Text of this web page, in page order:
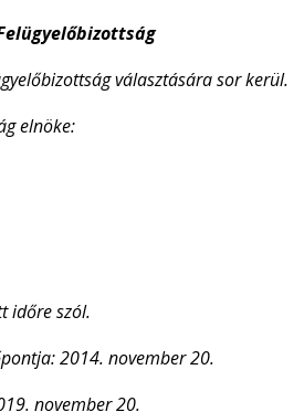
választására sor kerül.
elnöke:
időre szól.
2014. november 20.
november 20.